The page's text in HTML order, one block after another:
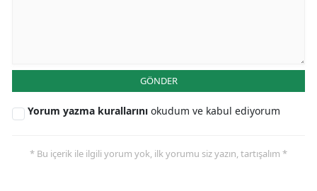
GÖNDER
Yorum yazma kurallarını okudum ve kabul ediyorum
* Bu içerik ile ilgili yorum yok, ilk yorumu siz yazın, tartışalım *